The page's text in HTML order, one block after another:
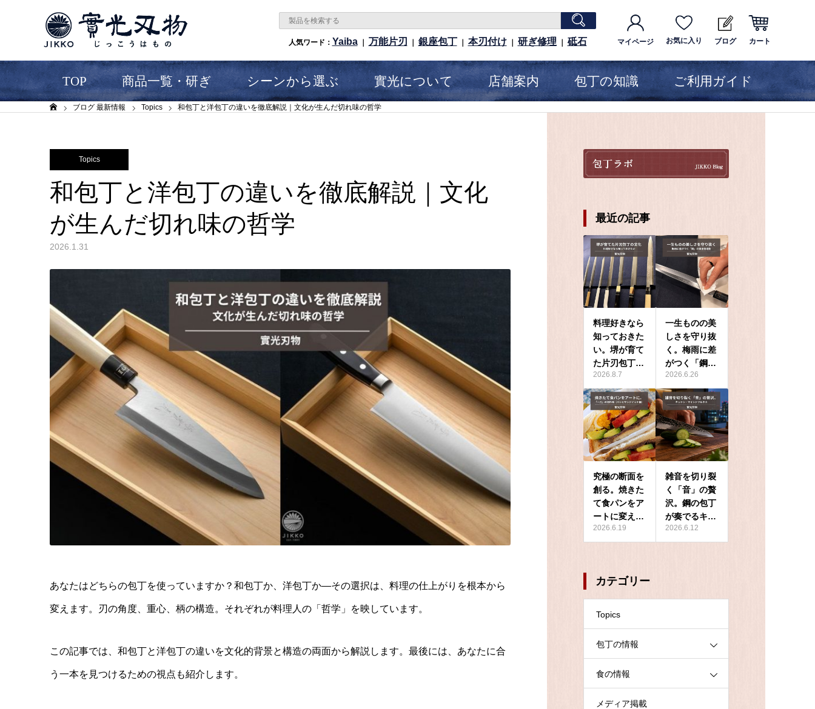
人気ワード： Yaiba｜ 万能片刃 銀座包丁 本刃付け｜ 研ぎ修理 砥石 マイページ お気に入り ブログ カート
TOP 商品一覧・研ぎ シーンから選ぶ 實光について 店舗案内 包丁の知識 ご利用ガイド
ホーム ブログ 最新情報 Topics 和包丁と洋包丁の違いを徹底解説｜文化が生んだ切れ味の哲学
Topics
和包丁と洋包丁の違いを徹底解説｜文化
が生んだ切れ味の哲学
2026.1.31
あなたはどちらの包丁を使っていますか？ 和包丁か、洋包丁か—その選択は、料理の仕上がりを根本から
変えます。 刃の角度、重心、柄の構造。それぞれが料理人の「哲学」を映しています。
この記事では、和包丁と洋包丁の違いを文化的背景と構造の両面から解説します。 最後には、あなたに合
う一本を見つけるための視点も紹介します。
最近の記事
料理好きなら
知っておきた
い。堺が育て
た片刃包丁…
2026.8.7
一生ものの美
しさを守り抜
く。梅雨に差
がつく「鋼…
2026.6.26
究極の断面を
創る。焼きた
て食パンをア
ートに変え…
2026.6.19
雑音を切り裂
く「音」の贅
沢。鋼の包丁
が奏でるキ…
2026.6.12
カテゴリー
Topics
包丁の情報
食の情報
メディア掲載